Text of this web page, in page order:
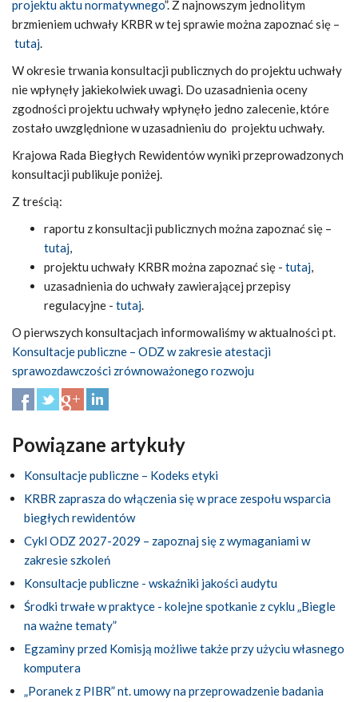
projektu aktu normatywnego”. Z najnowszym jednolitym
brzmieniem uchwały KRBR w tej sprawie można zapoznać się –
tutaj.
W okresie trwania konsultacji publicznych do projektu uchwały
nie wpłynęły jakiekolwiek uwagi. Do uzasadnienia oceny
zgodności projektu uchwały wpłynęło jedno zalecenie, które
zostało uwzględnione w uzasadnieniu do projektu uchwały.
Krajowa Rada Biegłych Rewidentów wyniki przeprowadzonych
konsultacji publikuje poniżej.
Z treścią:
raportu z konsultacji publicznych można zapoznać się –
tutaj,
projektu uchwały KRBR można zapoznać się - tutaj,
uzasadnienia do uchwały zawierającej przepisy
regulacyjne - tutaj.
O pierwszych konsultacjach informowaliśmy w aktualności pt.
Konsultacje publiczne – ODZ w zakresie atestacji
sprawozdawczości zrównoważonego rozwoju
Powiązane artykuły
Konsultacje publiczne – Kodeks etyki
KRBR zaprasza do włączenia się w prace zespołu wsparcia
biegłych rewidentów
Cykl ODZ 2027-2029 – zapoznaj się z wymaganiami w
zakresie szkoleń
Konsultacje publiczne - wskaźniki jakości audytu
Środki trwałe w praktyce - kolejne spotkanie z cyklu „Biegle
na ważne tematy”
Egzaminy przed Komisją możliwe także przy użyciu własnego
komputera
„Poranek z PIBR” nt. umowy na przeprowadzenie badania